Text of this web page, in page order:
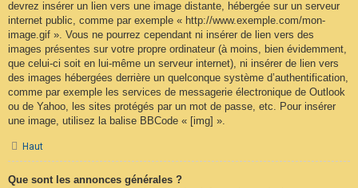
devrez insérer un lien vers une image distante, hébergée sur un serveur
internet public, comme par exemple « http://www.exemple.com/mon-
image.gif ». Vous ne pourrez cependant ni insérer de lien vers des
images présentes sur votre propre ordinateur (à moins, bien évidemment,
que celui-ci soit en lui-même un serveur internet), ni insérer de lien vers
des images hébergées derrière un quelconque système d’authentification,
comme par exemple les services de messagerie électronique de Outlook
ou de Yahoo, les sites protégés par un mot de passe, etc. Pour insérer
une image, utilisez la balise BBCode « [img] ».
Haut
Que sont les annonces générales ?